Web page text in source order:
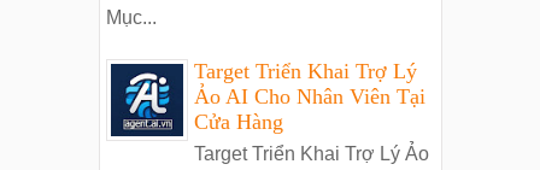
Mục...
Target Triển Khai Trợ Lý
Ảo AI Cho Nhân Viên Tại
Cửa Hàng
Target Triển Khai Trợ Lý Ảo